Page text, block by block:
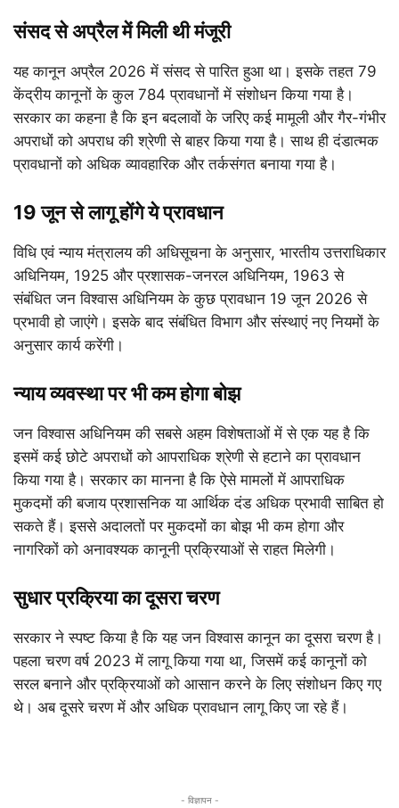
संसद से अप्रैल में मिली थी मंजूरी
यह कानून अप्रैल 2026 में संसद से पारित हुआ था। इसके तहत 79
केंद्रीय कानूनों के कुल 784 प्रावधानों में संशोधन किया गया है।
सरकार का कहना है कि इन बदलावों के जरिए कई मामूली और गैर-गंभीर
अपराधों को अपराध की श्रेणी से बाहर किया गया है। साथ ही दंडात्मक
प्रावधानों को अधिक व्यावहारिक और तर्कसंगत बनाया गया है।
19 जून से लागू होंगे ये प्रावधान
विधि एवं न्याय मंत्रालय की अधिसूचना के अनुसार, भारतीय उत्तराधिकार
अधिनियम, 1925 और प्रशासक-जनरल अधिनियम, 1963 से
संबंधित जन विश्वास अधिनियम के कुछ प्रावधान 19 जून 2026 से
प्रभावी हो जाएंगे। इसके बाद संबंधित विभाग और संस्थाएं नए नियमों के
अनुसार कार्य करेंगी।
न्याय व्यवस्था पर भी कम होगा बोझ
जन विश्वास अधिनियम की सबसे अहम विशेषताओं में से एक यह है कि
इसमें कई छोटे अपराधों को आपराधिक श्रेणी से हटाने का प्रावधान
किया गया है। सरकार का मानना है कि ऐसे मामलों में आपराधिक
मुकदमों की बजाय प्रशासनिक या आर्थिक दंड अधिक प्रभावी साबित हो
सकते हैं। इससे अदालतों पर मुकदमों का बोझ भी कम होगा और
नागरिकों को अनावश्यक कानूनी प्रक्रियाओं से राहत मिलेगी।
सुधार प्रक्रिया का दूसरा चरण
सरकार ने स्पष्ट किया है कि यह जन विश्वास कानून का दूसरा चरण है।
पहला चरण वर्ष 2023 में लागू किया गया था, जिसमें कई कानूनों को
सरल बनाने और प्रक्रियाओं को आसान करने के लिए संशोधन किए गए
थे। अब दूसरे चरण में और अधिक प्रावधान लागू किए जा रहे हैं।
- विज्ञापन -